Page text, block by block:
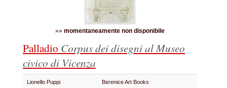
»» momentaneamente non disponibile
Palladio Corpus dei disegni al Museo
civico di Vicenza
Lionello Puppi Berenice Art Books